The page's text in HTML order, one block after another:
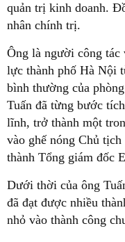
quản trị kinh doanh.
nhân chính trị.
Ông là người công
lực thành phố Hà Nội
bình thường của
Tuấn đã từng bước
lĩnh, trở thành một
vào ghế nóng Chủ
thành Tổng giám đốc
Dưới thời của ông
đã đạt được nhiều
nhỏ vào thành công